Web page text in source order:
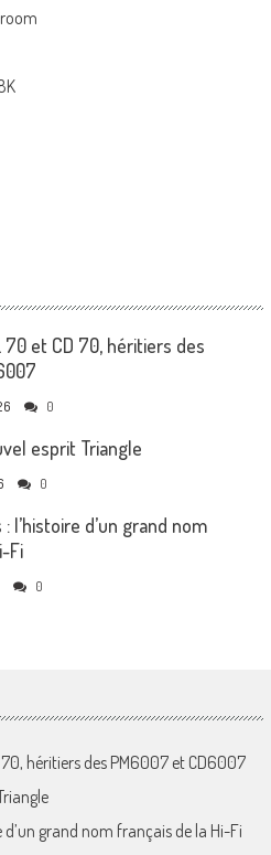
70 et CD 70, héritiers des
0
esprit Triangle
0
l’histoire d’un grand nom
Fi
0
70, héritiers des PM6007 et CD6007
d’un grand nom français de la Hi-Fi